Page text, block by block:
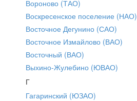
Вороново (ТАО)
Воскресенское поселение (НАО)
Восточное Дегунино (САО)
Восточное Измайлово (ВАО)
Восточный (ВАО)
Выхино-Жулебино (ЮВАО)
Г
Гагаринский (ЮЗАО)